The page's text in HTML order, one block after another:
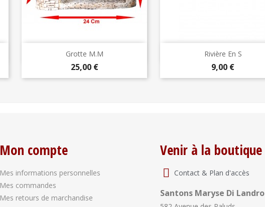
Grotte M.M
Prix
25,00 €
Aperçu rapide Rivière En S
Prix
9,00 €
Aperçu rapide
Mon compte
Mes informations personnelles
Mes commandes
Mes retours de marchandise
Venir à la boutique
Contact & Plan d'accès
Santons Maryse Di Landro